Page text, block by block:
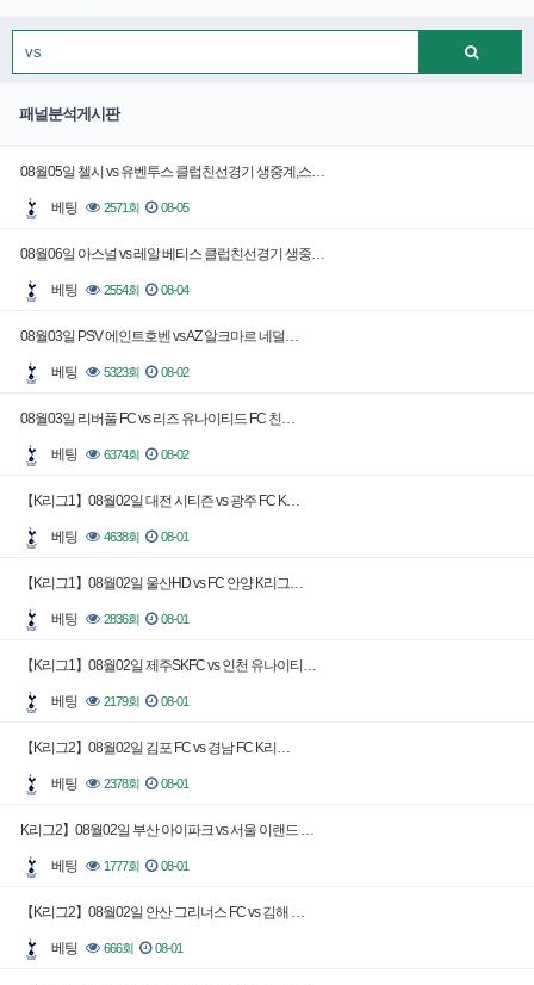
패널분석게시판
08월05일 첼시 vs 유벤투스 클럽친선경기 생중계,스…
베팅 2571회 08-05
08월06일 아스널 vs 레알 베티스 클럽친선경기 생중…
베팅 2554회 08-04
08월03일 PSV 에인트호벤 vs AZ 알크마르 네덜…
베팅 5323회 08-02
08월03일 리버풀 FC vs 리즈 유나이티드 FC 친…
베팅 6374회 08-02
【K리그1】08월02일 대전 시티즌 vs 광주 FC K…
베팅 4638회 08-01
【K리그1】08월02일 울산HD vs FC 안양 K리그…
베팅 2836회 08-01
【K리그1】08월02일 제주SKFC vs 인천 유나이티…
베팅 2179회 08-01
【K리그2】08월02일 김포 FC vs 경남 FC K리…
베팅 2378회 08-01
K리그2】08월02일 부산 아이파크 vs 서울 이랜드 …
베팅 1777회 08-01
【K리그2】08월02일 안산 그리너스 FC vs 김해 …
베팅 666회 08-01